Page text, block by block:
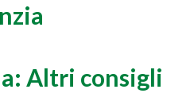
Altri consigli